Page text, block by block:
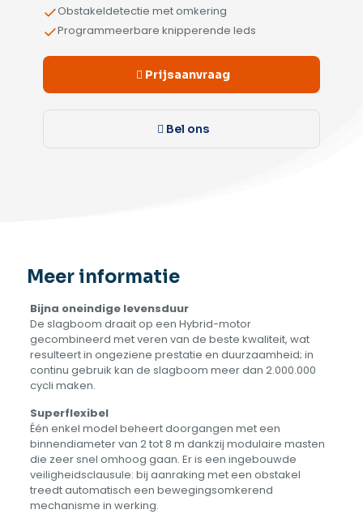
Obstakeldetectie met omkering
Programmeerbare knipperende leds
Prijsaanvraag
Bel ons
Meer informatie
Bijna oneindige levensduur
De slagboom draait op een Hybrid-motor
gecombineerd met veren van de beste kwaliteit, wat
resulteert in ongeziene prestatie en duurzaamheid; in
continu gebruik kan de slagboom meer dan 2.000.000
cycli maken.
Superflexibel
Één enkel model beheert doorgangen met een
binnendiameter van 2 tot 8 m dankzij modulaire masten
die zeer snel omhoog gaan. Er is een ingebouwde
veiligheidsclausule: bij aanraking met een obstakel
treedt automatisch een bewegingsomkerend
mechanisme in werking.